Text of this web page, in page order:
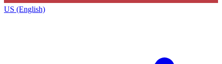
US (English)